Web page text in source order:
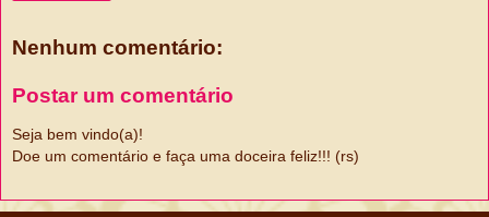
Nenhum comentário:
Postar um comentário
Seja bem vindo(a)!
Doe um comentário e faça uma doceira feliz!!! (rs)